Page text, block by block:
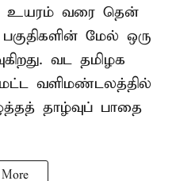
உயரம் வரை தென்
மேல் ஒரு
வட தமிழக
வளிமண்டலத்தில்
தாழ்வுப் பாதை